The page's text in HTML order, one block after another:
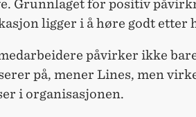
Grunnlaget for positiv
ligger i å høre godt etter
påvirker ikke
på, mener Lines, men
i organisasjonen.